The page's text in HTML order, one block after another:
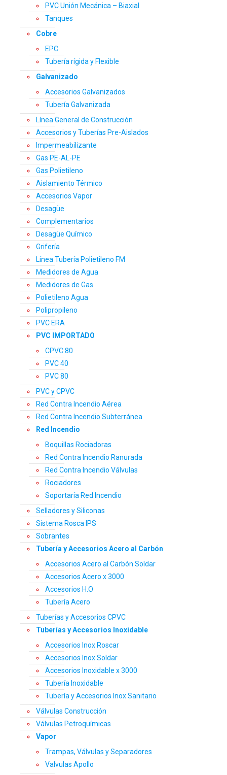
PVC Unión Mecánica – Biaxial
Tanques
Cobre
EPC
Tubería rígida y Flexible
Galvanizado
Accesorios Galvanizados
Tubería Galvanizada
Línea General de Construcción
Accesorios y Tuberías Pre-Aislados
Impermeabilizante
Gas PE-AL-PE
Gas Polietileno
Aislamiento Térmico
Accesorios Vapor
Desagüe
Complementarios
Desagüe Químico
Grifería
Línea Tubería Polietileno FM
Medidores de Agua
Medidores de Gas
Polietileno Agua
Polipropileno
PVC ERA
PVC IMPORTADO
CPVC 80
PVC 40
PVC 80
PVC y CPVC
Red Contra Incendio Aérea
Red Contra Incendio Subterránea
Red Incendio
Boquillas Rociadoras
Red Contra Incendio Ranurada
Red Contra Incendio Válvulas
Rociadores
Soportaría Red Incendio
Selladores y Siliconas
Sistema Rosca IPS
Sobrantes
Tubería y Accesorios Acero al Carbón
Accesorios Acero al Carbón Soldar
Accesorios Acero x 3000
Accesorios H.O
Tubería Acero
Tuberías y Accesorios CPVC
Tuberías y Accesorios Inoxidable
Accesorios Inox Roscar
Accesorios Inox Soldar
Accesorios Inoxidable x 3000
Tubería Inoxidable
Tubería y Accesorios Inox Sanitario
Válvulas Construcción
Válvulas Petroquímicas
Vapor
Trampas, Válvulas y Separadores
Valvulas Apollo